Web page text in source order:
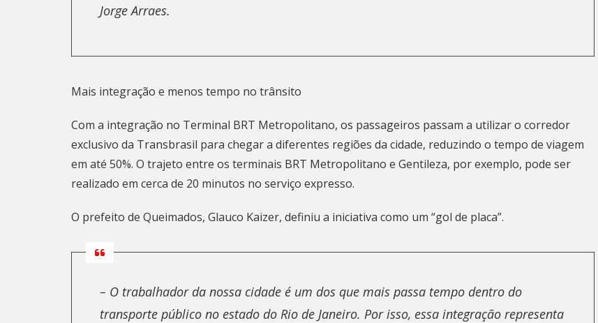
Jorge Arraes.
Mais integração e menos tempo no trânsito
Com a integração no Terminal BRT Metropolitano, os passageiros passam a utilizar o corredor
exclusivo da Transbrasil para chegar a diferentes regiões da cidade, reduzindo o tempo de viagem
em até 50%. O trajeto entre os terminais BRT Metropolitano e Gentileza, por exemplo, pode ser
realizado em cerca de 20 minutos no serviço expresso.
O prefeito de Queimados, Glauco Kaizer, definiu a iniciativa como um “gol de placa”.
– O trabalhador da nossa cidade é um dos que mais passa tempo dentro do
transporte público no estado do Rio de Janeiro. Por isso, essa integração representa